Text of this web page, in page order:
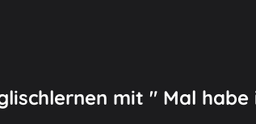
mit " Mal